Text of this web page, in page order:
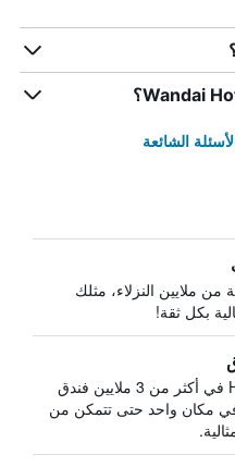
الشائعة
من ملايين النزلاء، مثلك
بكل ثقة!
يبحث HotelsCombined في أكثر من 3 ملايين فندق
مكان واحد حتى تتمكن من